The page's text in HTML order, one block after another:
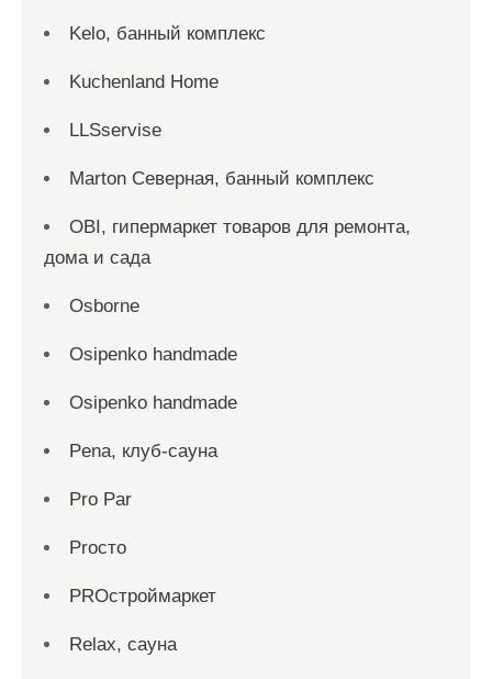
Kelo, банный комплекс
Kuchenland Home
LLSservise
Marton Северная, банный комплекс
OBI, гипермаркет товаров для ремонта,
дома и сада
Osborne
Osipenko handmade
Osipenko handmade
Pena, клуб-сауна
Pro Par
Proсто
PROстроймаркет
Relax, сауна